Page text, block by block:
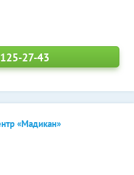
27-43
«Мадикан»